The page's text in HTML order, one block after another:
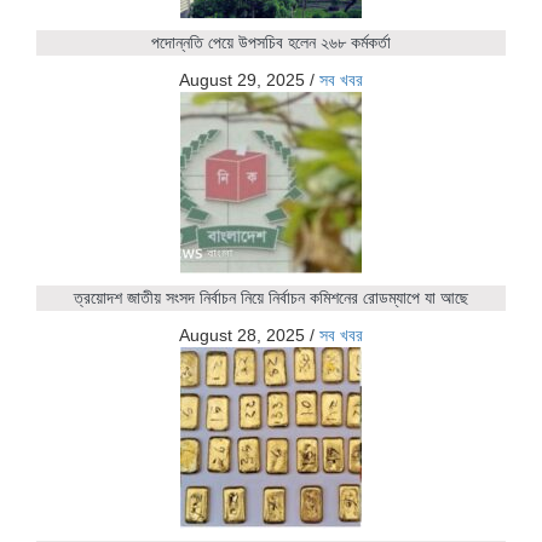
পদোন্নতি পেয়ে উপসচিব হলেন ২৬৮ কর্মকর্তা
August 29, 2025 / সব খবর
ত্রয়োদশ জাতীয় সংসদ নির্বাচন নিয়ে নির্বাচন কমিশনের রোডম্যাপে যা আছে
August 28, 2025 / সব খবর